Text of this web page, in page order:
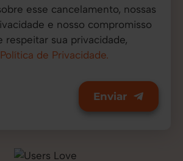
esse cancelamento, nossas
e nosso compromisso
respeitar sua privacidade,
Política de Privacidade.